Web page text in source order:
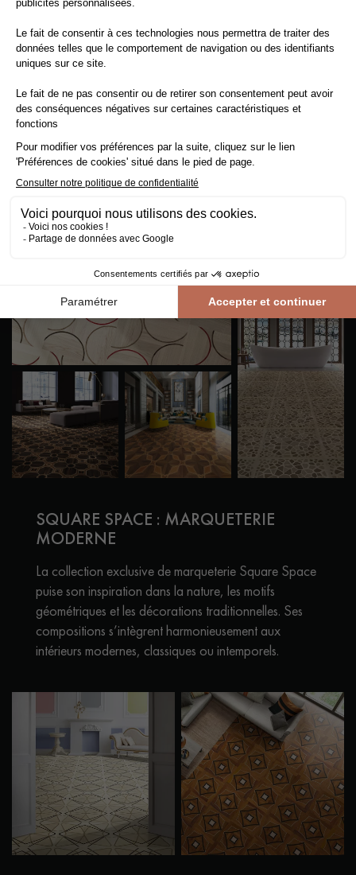
SQUARE SPACE : MARQUETERIE
MODERNE
La collection exclusive de marqueterie Square Space
puise son inspiration dans la nature, les motifs
géométriques et les décorations traditionnelles. Ses
compositions s’intègrent harmonieusement aux
intérieurs modernes, classiques ou intemporels.